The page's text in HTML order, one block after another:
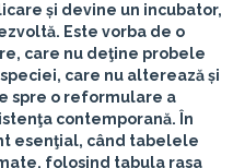
și devine un incubator,
Este vorba de o
care nu deţine probele
care nu alterează și
spre o reformulare a
contemporană. În
esenţial, când tabelele
folosind tabula rasa